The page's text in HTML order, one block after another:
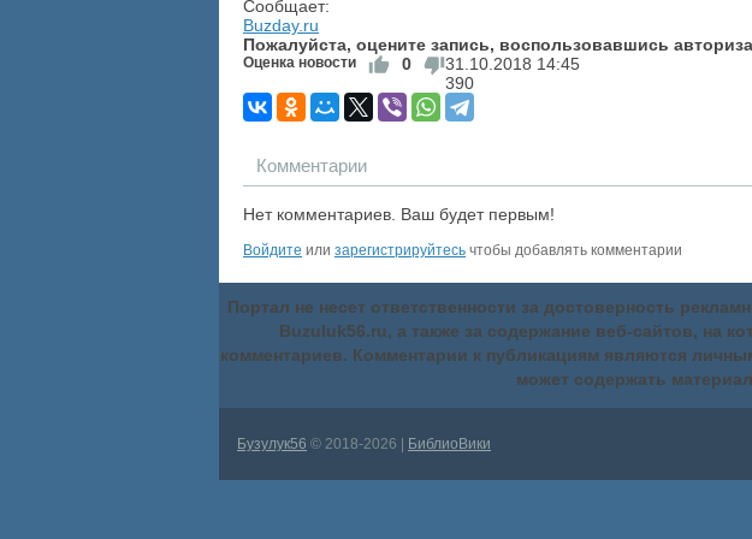
Сообщает:
Buzday.ru
Пожалуйста, оцените запись, воспользовавшись
Оценка новости 0 31.10.2018 14:45
390
Комментарии
Нет комментариев. Ваш будет первым!
Войдите или зарегистрируйтесь чтобы добавлять комментарии
Портал не несет ответственности за достоверность
Buzuluk56.ru, а также за содержание веб-сайтов, на
комментариев. Комментарии к публикациям являются
может содержать
Бузулук56 © 2018-2026 | БиблиоВики